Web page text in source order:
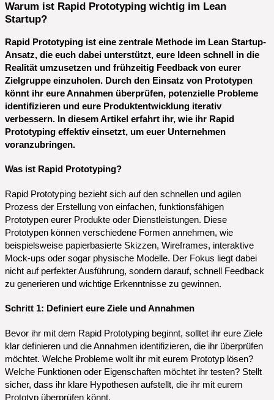
Warum ist Rapid Prototyping wichtig im Lean
Startup?
Rapid Prototyping ist eine zentrale Methode im Lean Startup-
Ansatz, die euch dabei unterstützt, eure Ideen schnell in die
Realität umzusetzen und frühzeitig Feedback von eurer
Zielgruppe einzuholen. Durch den Einsatz von Prototypen
könnt ihr eure Annahmen überprüfen, potenzielle Probleme
identifizieren und eure Produktentwicklung iterativ
verbessern. In diesem Artikel erfahrt ihr, wie ihr Rapid
Prototyping effektiv einsetzt, um euer Unternehmen
voranzubringen.
Was ist Rapid Prototyping?
Rapid Prototyping bezieht sich auf den schnellen und agilen
Prozess der Erstellung von einfachen, funktionsfähigen
Prototypen eurer Produkte oder Dienstleistungen. Diese
Prototypen können verschiedene Formen annehmen, wie
beispielsweise papierbasierte Skizzen, Wireframes, interaktive
Mock-ups oder sogar physische Modelle. Der Fokus liegt dabei
nicht auf perfekter Ausführung, sondern darauf, schnell Feedback
zu generieren und wichtige Erkenntnisse zu gewinnen.
Schritt 1: Definiert eure Ziele und Annahmen
Bevor ihr mit dem Rapid Prototyping beginnt, solltet ihr eure Ziele
klar definieren und die Annahmen identifizieren, die ihr überprüfen
möchtet. Welche Probleme wollt ihr mit eurem Prototyp lösen?
Welche Funktionen oder Eigenschaften möchtet ihr testen? Stellt
sicher, dass ihr klare Hypothesen aufstellt, die ihr mit eurem
Prototyp überprüfen könnt.